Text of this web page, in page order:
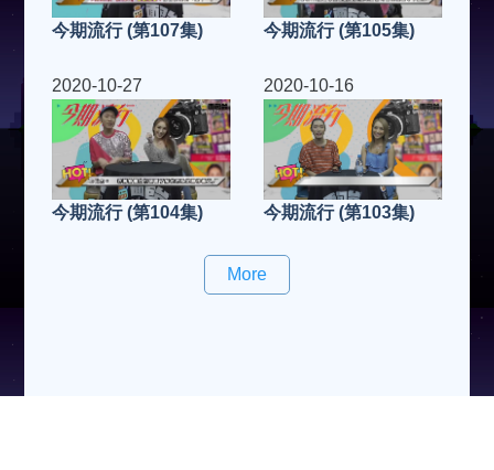
今期流行 (第107集) 今期流行 (第105集)
2020-10-27
今期流行 (第104集)
2020-10-16
今期流行 (第103集)
More